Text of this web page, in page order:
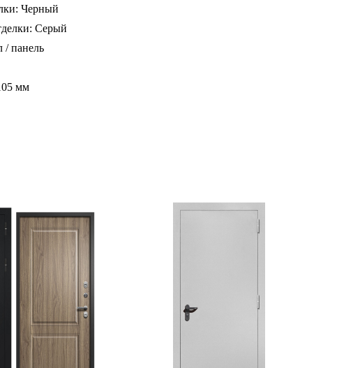
Черный
Серый
/ панель
мм